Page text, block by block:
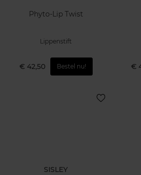
Phyto-Lip Twist
Lippenstift
€ 42,50 Bestel nu! €
SISLEY